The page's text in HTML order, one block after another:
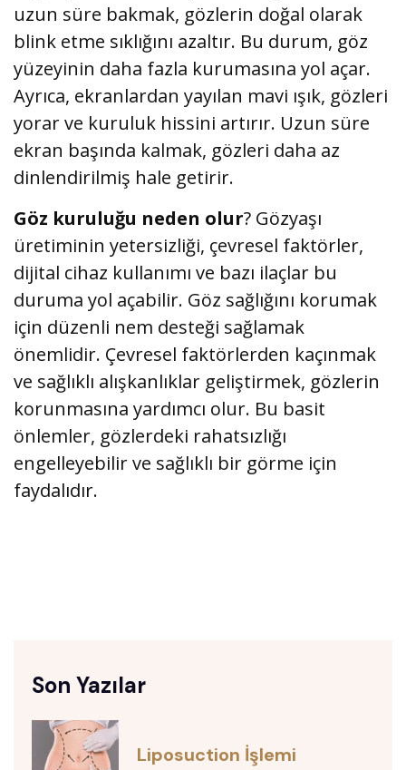
uzun süre bakmak, gözlerin doğal olarak
blink etme sıklığını azaltır. Bu durum, göz
yüzeyinin daha fazla kurumasına yol açar.
Ayrıca, ekranlardan yayılan mavi ışık, gözleri
yorar ve kuruluk hissini artırır. Uzun süre
ekran başında kalmak, gözleri daha az
dinlendirilmiş hale getirir.
Göz kuruluğu neden olur? Gözyaşı
üretiminin yetersizliği, çevresel faktörler,
dijital cihaz kullanımı ve bazı ilaçlar bu
duruma yol açabilir. Göz sağlığını korumak
için düzenli nem desteği sağlamak
önemlidir. Çevresel faktörlerden kaçınmak
ve sağlıklı alışkanlıklar geliştirmek, gözlerin
korunmasına yardımcı olur. Bu basit
önlemler, gözlerdeki rahatsızlığı
engelleyebilir ve sağlıklı bir görme için
faydalıdır.
Son Yazılar
Liposuction İşlemi